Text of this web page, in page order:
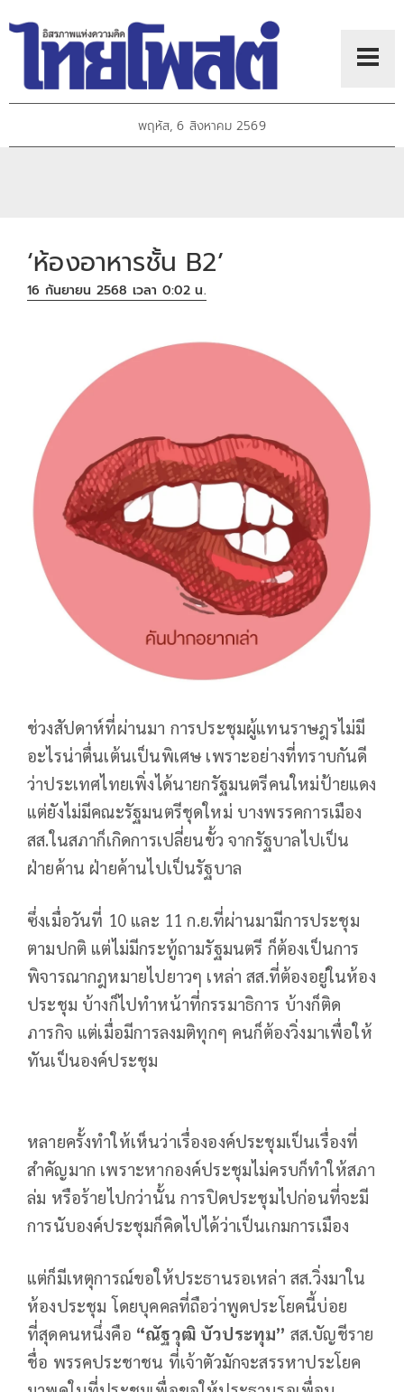
พฤหัส, 6 สิงหาคม 2569
‘ห้องอาหารชั้น B2’
16 กันยายน 2568 เวลา 0:02 น.
ช่วงสัปดาห์ที่ผ่านมา การประชุมผู้แทนราษฎรไม่มี
อะไรน่าตื่นเต้นเป็นพิเศษ เพราะอย่างที่ทราบกันดี
ว่าประเทศไทยเพิ่งได้นายกรัฐมนตรีคนใหม่ป้ายแดง
แต่ยังไม่มีคณะรัฐมนตรีชุดใหม่ บางพรรคการเมือง
สส.ในสภาก็เกิดการเปลี่ยนขั้ว จากรัฐบาลไปเป็น
ฝ่ายค้าน ฝ่ายค้านไปเป็นรัฐบาล
ซึ่งเมื่อวันที่ 10 และ 11 ก.ย.ที่ผ่านมามีการประชุม
ตามปกติ แต่ไม่มีกระทู้ถามรัฐมนตรี ก็ต้องเป็นการ
พิจารณากฎหมายไปยาวๆ เหล่า สส.ที่ต้องอยู่ในห้อง
ประชุม บ้างก็ไปทำหน้าที่กรรมาธิการ บ้างก็ติด
ภารกิจ แต่เมื่อมีการลงมติทุกๆ คนก็ต้องวิ่งมาเพื่อให้
ทันเป็นองค์ประชุม
หลายครั้งทำให้เห็นว่าเรื่ององค์ประชุมเป็นเรื่องที่
สำคัญมาก เพราะหากองค์ประชุมไม่ครบก็ทำให้สภา
ล่ม หรือร้ายไปกว่านั้น การปิดประชุมไปก่อนที่จะมี
การนับองค์ประชุมก็คิดไปได้ว่าเป็นเกมการเมือง
แต่ก็มีเหตุการณ์ขอให้ประธานรอเหล่า สส.วิ่งมาใน
ห้องประชุม โดยบุคคลที่ถือว่าพูดประโยคนี้บ่อย
ที่สุดคนหนึ่งคือ “ณัฐวุฒิ บัวประทุม” สส.บัญชีราย
ชื่อ พรรคประชาชน ที่เจ้าตัวมักจะสรรหาประโยค